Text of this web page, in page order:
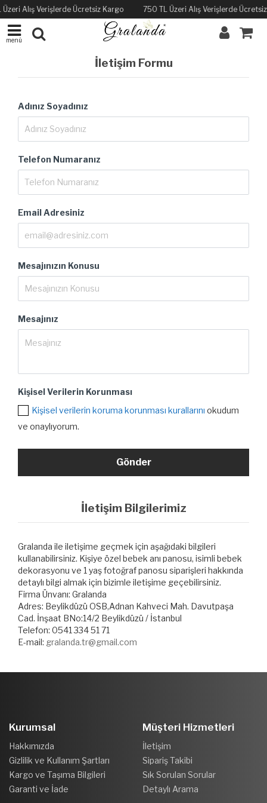
Alış Verişlerde Ücretsiz Kargo 750 TL Üzeri Alış Verişlerde
menü
İletişim Formu
Adınız Soyadınız
Telefon Numaranız
Email Adresiniz
Mesajınızın Konusu
Mesajınız
Kişisel Verilerin Korunması
Kişisel verilerin koruma korunması kurallarını okudum
ve onaylıyorum.
İletişim Bilgilerimiz
Gralanda ile iletişime geçmek için aşağıdaki bilgileri
kullanabilirsiniz. Kişiye özel bebek anı panosu, isimli bebek
dekorasyonu ve 1 yaş fotoğraf panosu siparişleri hakkında
detaylı bilgi almak için bizimle iletişime geçebilirsiniz.
Firma Ünvanı: Gralanda
Adres: Beylikdüzü OSB,Adnan Kahveci Mah. Davutpaşa
Cad. İnşaat BNo:14/2 Beylikdüzü / İstanbul
Telefon: 0541 334 51 71
E-mail: gralanda.tr@gmail.com
Kurumsal
Hakkımızda
Gizlilik ve Kullanım Şartları
Kargo ve Taşıma Bilgileri
Garanti ve İade
Müşteri Hizmetleri
İletişim
Sipariş Takibi
Sık Sorulan Sorular
Detaylı Arama